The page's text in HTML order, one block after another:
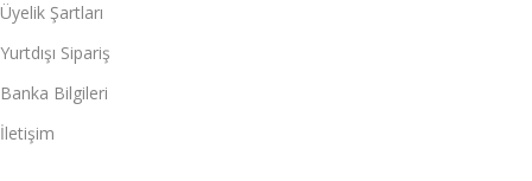
Üyelik Şartları
Yurtdışı Sipariş
Banka Bilgileri
İletişim